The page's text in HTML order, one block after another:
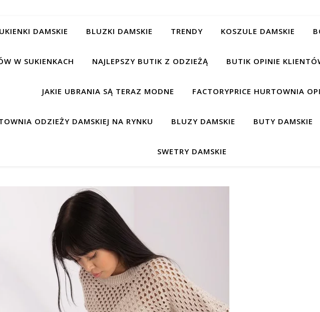
DAMSKIE BLUZKI DAMSKIE TRENDY KOSZULE DAMSKIE
W SUKIENKACH NAJLEPSZY BUTIK Z ODZIEŻĄ BUTIK OPINIE
JAKIE UBRANIA SĄ TERAZ MODNE FACTORYPRICE HURTOWNIA
ODZIEŻY DAMSKIEJ NA RYNKU BLUZY DAMSKIE BUTY DAMSKIE
SWETRY DAMSKIE